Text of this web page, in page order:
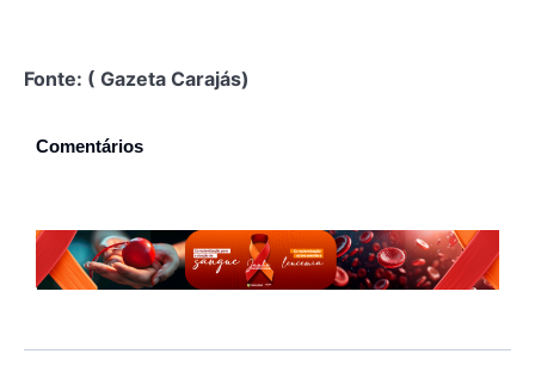
Fonte: ( Gazeta Carajás)
Comentários